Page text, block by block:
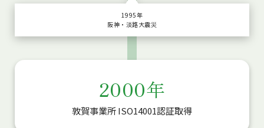
1995年
阪神・淡路大震災
2000年
敦賀事業所 ISO14001認証取得